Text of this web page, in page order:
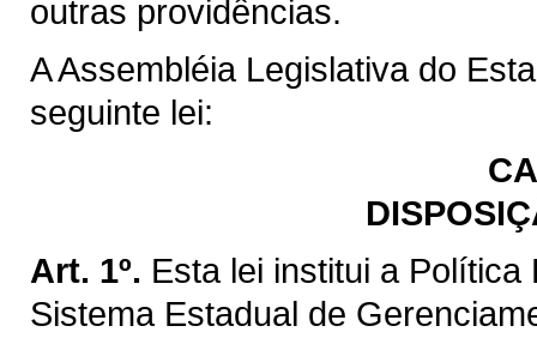
outras providências.
A Assembléia Legislativa do
seguinte lei:
Art. 1º. Esta lei institui a
Sistema Estadual de